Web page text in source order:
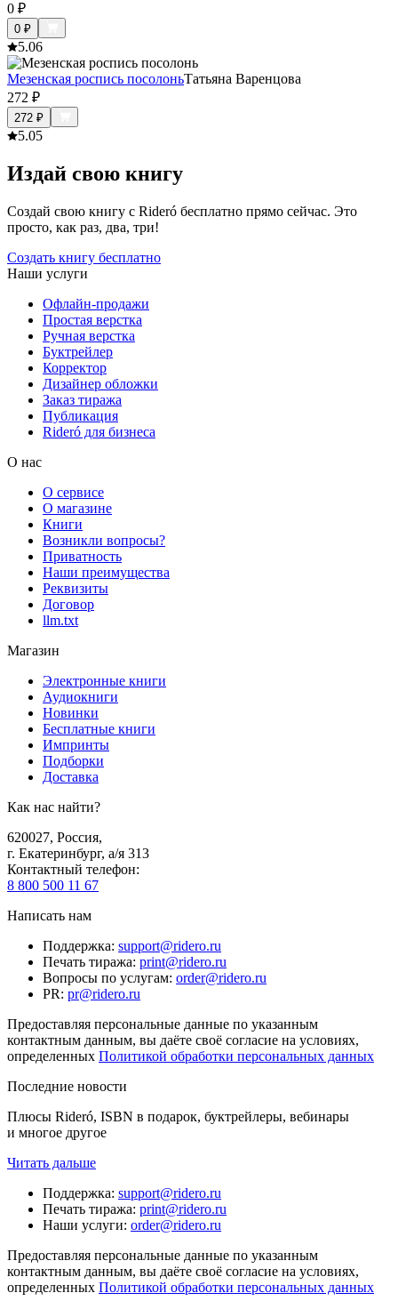
0 ₽
0 ₽
5.06
Мезенская роспись посолоньТатьяна Варенцова
272 ₽
272 ₽
5.05
Издай свою книгу
Создай свою книгу с Rideró бесплатно прямо сейчас. Это
просто, как раз, два, три!
Создать книгу бесплатно
Наши услуги
Офлайн-продажи
Простая верстка
Ручная верстка
Буктрейлер
Корректор
Дизайнер обложки
Заказ тиража
Публикация
Rideró для бизнеса
О нас
О сервисе
О магазине
Книги
Возникли вопросы?
Приватность
Наши преимущества
Реквизиты
Договор
llm.txt
Магазин
Электронные книги
Аудиокниги
Новинки
Бесплатные книги
Импринты
Подборки
Доставка
Как нас найти?
620027, Россия,
г. Екатеринбург, а/я 313
Контактный телефон:
8 800 500 11 67
Написать нам
Поддержка: support@ridero.ru
Печать тиража: print@ridero.ru
Вопросы по услугам: order@ridero.ru
PR: pr@ridero.ru
Предоставляя персональные данные по указанным
контактным данным, вы даёте своё согласие на условиях,
определенных Политикой обработки персональных данных
Последние новости
Плюсы Rideró, ISBN в подарок, буктрейлеры, вебинары
и многое другое
Читать дальше
Поддержка: support@ridero.ru
Печать тиража: print@ridero.ru
Наши услуги: order@ridero.ru
Предоставляя персональные данные по указанным
контактным данным, вы даёте своё согласие на условиях,
определенных Политикой обработки персональных данных